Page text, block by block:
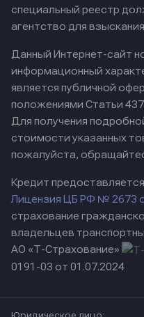
специальный реестр
агентство для
Данный Интернет-сайт
информационный
является публичной
положениями Статьи
Для получения
стоимости указанных
пожалуйста,
Кредит
Лицензия ЦБ РФ № 2673
страхование
владельцев
АО «Т-Страхование»
0191-03 от 01.07.2024